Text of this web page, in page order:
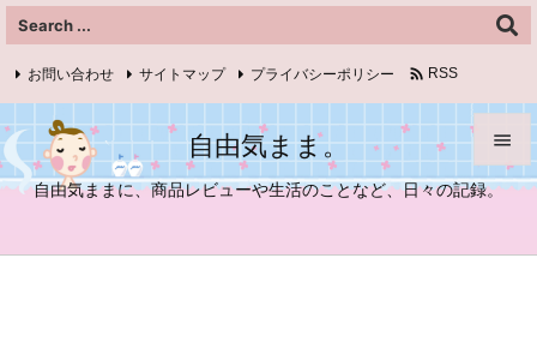
自由気まま。
自由気ままに、商品レビューや生活のことなど、日々の記録。



お問い合わせ サイトマップ プライバシーポリシー  RSS
Feedly